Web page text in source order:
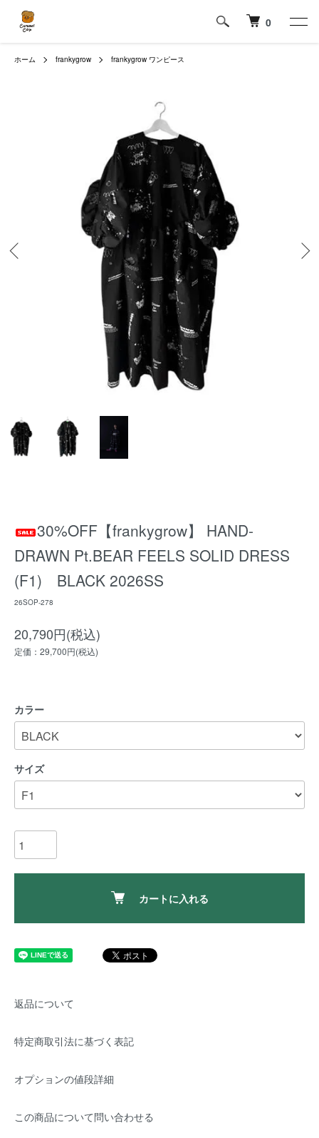
0
ホーム frankygrow frankygrow ワンピース
30%OFF【frankygrow】 HAND-
DRAWN Pt.BEAR FEELS SOLID DRESS
(F1) BLACK 2026SS
26SOP-278
20,790円(税込)
定価：29,700円(税込)
カラー
サイズ
カートに入れる
返品について
特定商取引法に基づく表記
オプションの値段詳細
この商品について問い合わせる